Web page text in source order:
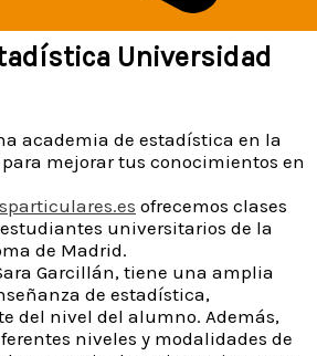
Universidad
academia de estadística en la
mejorar tus conocimientos en
ofrecemos clases
universitarios de la
de Madrid.
Garcillán, tiene una amplia
de estadística,
del nivel del alumno. Además,
niveles y modalidades de